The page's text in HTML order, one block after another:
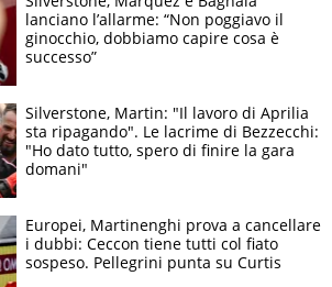
lanciano l’allarme: “Non poggiavo il
ginocchio, dobbiamo capire cosa è
successo”
Silverstone, Martin: "Il lavoro di Aprilia
sta ripagando". Le lacrime di Bezzecchi:
"Ho dato tutto, spero di finire la gara
domani"
Europei, Martinenghi prova a cancellare
i dubbi: Ceccon tiene tutti col fiato
sospeso. Pellegrini punta su Curtis